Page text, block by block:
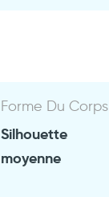
Forme Du Corps
Silhouette
moyenne